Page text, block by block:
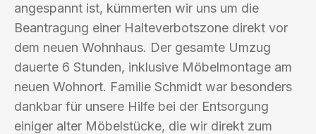
angespannt ist, kümmerten wir uns um die
Beantragung einer Halteverbotszone direkt vor
dem neuen Wohnhaus. Der gesamte Umzug
dauerte 6 Stunden, inklusive Möbelmontage am
neuen Wohnort. Familie Schmidt war besonders
dankbar für unsere Hilfe bei der Entsorgung
einiger alter Möbelstücke, die wir direkt zum